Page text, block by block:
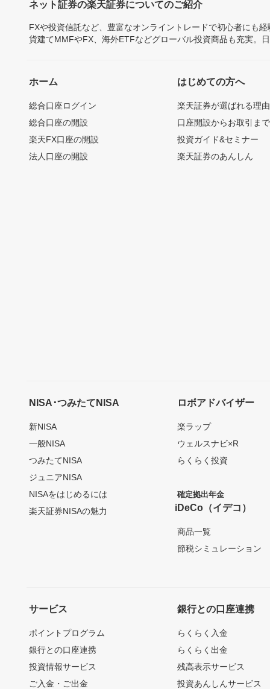
ネット証券の楽天証券についてのご紹介
FXや投資信託など、豊富なオンライントレードで初心者にも
貨建てMMFやFX、海外ETFなどグローバル投資商品も充実。
ホーム
総合口座ログイン
総合口座の開設
楽天FX口座の開設
法人口座の開設
はじめての方へ
楽天証券が選ばれる理由
口座開設からお取引ま
投資ガイド&セミナー
楽天証券のあんしん
NISA･つみたてNISA
新NISA
一般NISA
つみたてNISA
ジュニアNISA
NISAをはじめるには
楽天証券NISAの魅力
ロボアドバイザー
楽ラップ
ウェルスナビ×R
らくらく投資
確定拠出年金
iDeCo（イデコ）
商品一覧
節税シミュレーション
サービス
ポイントプログラム
銀行との口座連携
投資情報サービス
ご入金・ご出金
銀行との口座連携
らくらく入金
らくらく出金
残高表示サービス
投資あんしんサービス